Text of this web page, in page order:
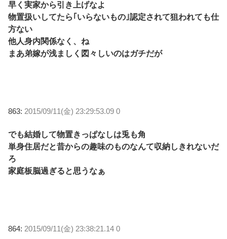
早く実家から引き上げなよ
物置扱いしてたら｢いらないもの｣認定されて狙われても仕
方ない
他人身内関係なく、ね
まあ弟嫁が浅ましく図々しいのはガチだが
863: 2015/09/11(金) 23:29:53.09 0
でも結婚して物置きっぱなしは兎も角
単身住居だと昔からの趣味のものなんて収納しきれないだ
ろ
家庭板脳過ぎると思うなぁ
864: 2015/09/11(金) 23:38:21.14 0